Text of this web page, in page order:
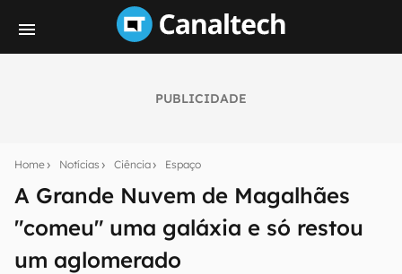
PUBLICIDADE
Home Notícias Ciência Espaço
A Grande Nuvem de Magalhães
"comeu" uma galáxia e só restou
um aglomerado
notícias e reviews sobre tecnologia em primeira
mão.
E-mail